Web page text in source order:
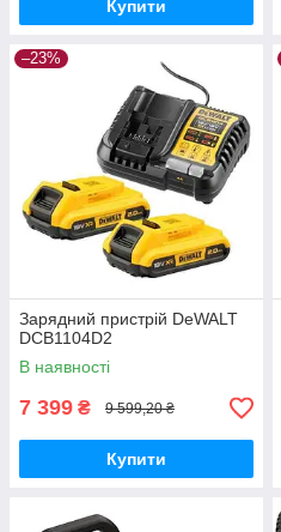
Купити
–23%
Зарядний пристрій DeWALT
DCB1104D2
В наявності
7 399 ₴ 9 599,20 ₴
Купити